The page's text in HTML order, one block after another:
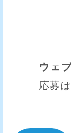
ウェ
応募